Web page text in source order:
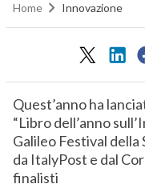
Home Innovazione
Quest’anno ha
“Libro dell’anno
Galileo Festival della
da ItalyPost e dal
finalisti